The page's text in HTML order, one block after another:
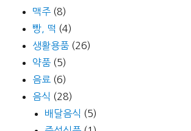
맥주 (8)
빵, 떡 (4)
생활용품 (26)
약품 (5)
음료 (6)
음식 (28)
배달음식 (5)